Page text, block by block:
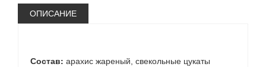
ОПИСАНИЕ
Состав: арахис жареный, свекольные цукаты